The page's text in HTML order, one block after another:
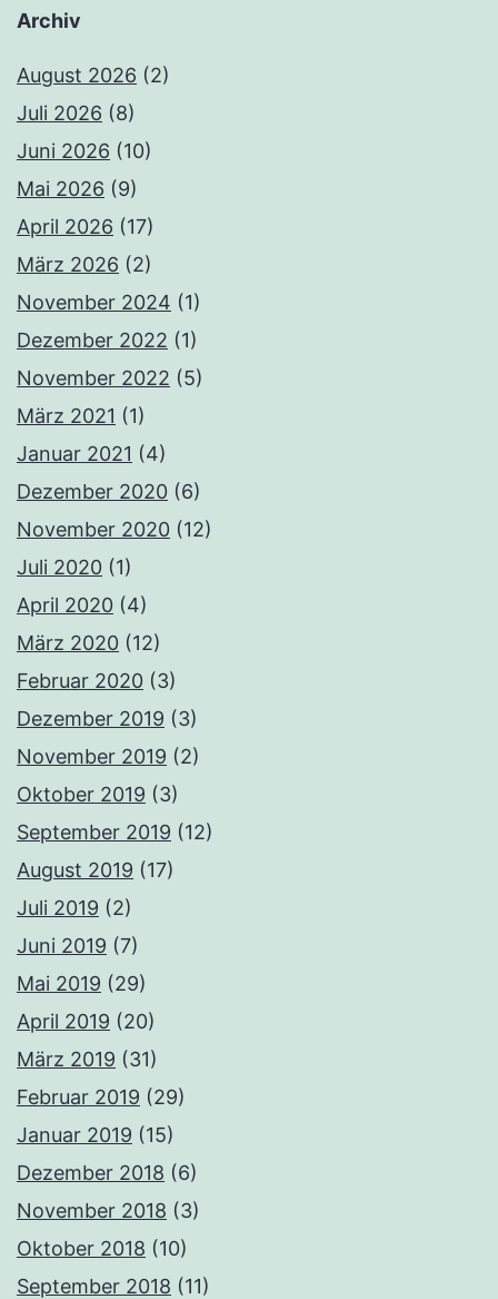
Archiv
August 2026 (2)
Juli 2026 (8)
Juni 2026 (10)
Mai 2026 (9)
April 2026 (17)
März 2026 (2)
November 2024 (1)
Dezember 2022 (1)
November 2022 (5)
März 2021 (1)
Januar 2021 (4)
Dezember 2020 (6)
November 2020 (12)
Juli 2020 (1)
April 2020 (4)
März 2020 (12)
Februar 2020 (3)
Dezember 2019 (3)
November 2019 (2)
Oktober 2019 (3)
September 2019 (12)
August 2019 (17)
Juli 2019 (2)
Juni 2019 (7)
Mai 2019 (29)
April 2019 (20)
März 2019 (31)
Februar 2019 (29)
Januar 2019 (15)
Dezember 2018 (6)
November 2018 (3)
Oktober 2018 (10)
September 2018 (11)